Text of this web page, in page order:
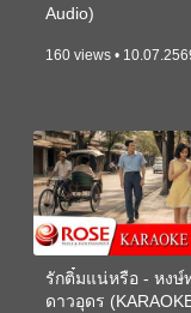
Audio)
160 views •
รักติ๋มแน่หรือ - หงษ์
ดาวอุดร